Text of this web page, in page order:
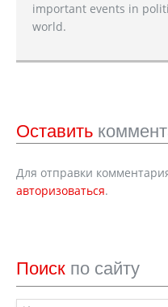
important events in
world.
Оставить
Для отправки
авторизоваться.
Поиск по сайту